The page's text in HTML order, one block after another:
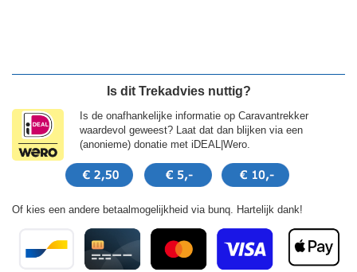
Is dit Trekadvies nuttig?
Is de onafhankelijke informatie op Caravantrekker
waardevol geweest? Laat dat dan blijken via een
(anonieme) donatie met iDEAL|Wero.
Of kies een andere betaalmogelijkheid via bunq. Hartelijk dank!